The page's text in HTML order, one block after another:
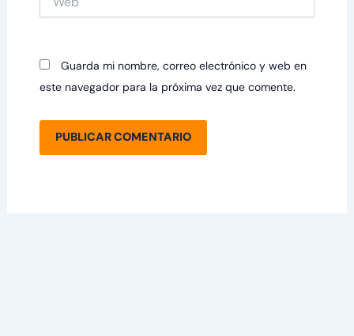
Guarda mi nombre, correo electrónico y web en
este navegador para la próxima vez que comente.